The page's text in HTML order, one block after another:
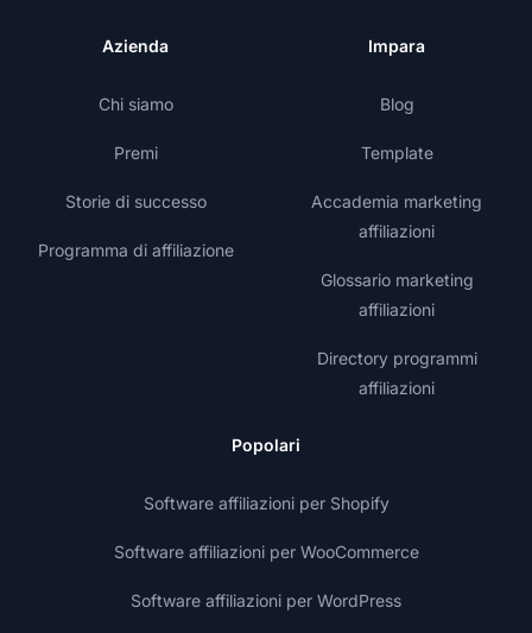
Azienda
Chi siamo
Premi
Storie di successo
Programma di affiliazione
Impara
Blog
Template
Accademia marketing
affiliazioni
Glossario marketing
affiliazioni
Directory programmi
affiliazioni
Popolari
Software affiliazioni per Shopify
Software affiliazioni per WooCommerce
Software affiliazioni per WordPress